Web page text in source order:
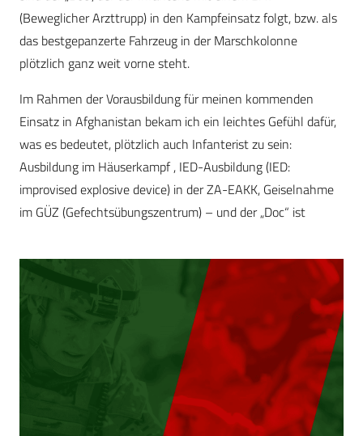
(Beweglicher Arzttrupp) in den Kampfeinsatz folgt, bzw. als
das bestgepanzerte Fahrzeug in der Marschkolonne
plötzlich ganz weit vorne steht.
Im Rahmen der Vorausbildung für meinen kommenden
Einsatz in Afghanistan bekam ich ein leichtes Gefühl dafür,
was es bedeutet, plötzlich auch Infanterist zu sein:
Ausbildung im Häuserkampf , IED-Ausbildung (IED:
improvised explosive device) in der ZA-EAKK, Geiselnahme
im GÜZ (Gefechtsübungszentrum) – und der „Doc“ ist